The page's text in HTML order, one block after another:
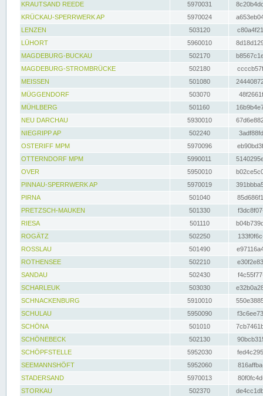
KRAUTSAND REEDE
5970031
KRÜCKAU-SPERRWERK AP
5970024
LENZEN
503120
LÜHORT
5960010
MAGDEBURG-BUCKAU
502170
MAGDEBURG-STROMBRÜCKE
502180
MEISSEN
501080
MÜGGENDORF
503070
MÜHLBERG
501160
NEU DARCHAU
5930010
NIEGRIPP AP
502240
OSTERIFF MPM
5970096
OTTERNDORF MPM
5990011
OVER
5950010
PINNAU-SPERRWERK AP
5970019
PIRNA
501040
PRETZSCH-MAUKEN
501330
RIESA
501110
ROGÄTZ
502250
ROSSLAU
501490
ROTHENSEE
502210
SANDAU
502430
SCHARLEUK
503030
SCHNACKENBURG
5910010
SCHULAU
5950090
SCHÖNA
501010
SCHÖNEBECK
502130
SCHÖPFSTELLE
5952030
SEEMANNSHÖFT
5952060
STADERSAND
5970013
STORKAU
502370